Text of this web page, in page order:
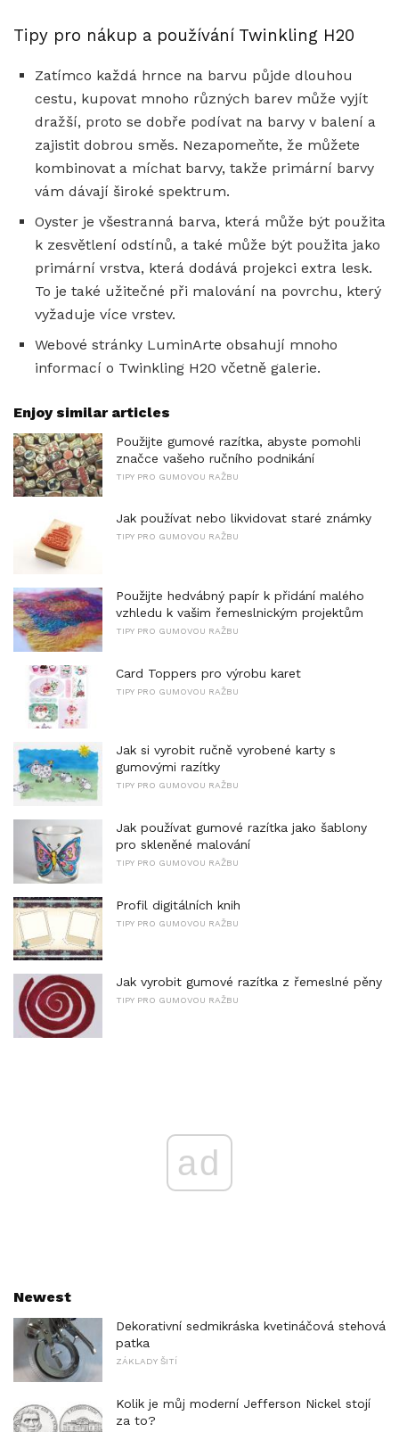
Tipy pro nákup a používání Twinkling H20
Zatímco každá hrnce na barvu půjde dlouhou
cestu, kupovat mnoho různých barev může vyjít
dražší, proto se dobře podívat na barvy v balení a
zajistit dobrou směs. Nezapomeňte, že můžete
kombinovat a míchat barvy, takže primární barvy
vám dávají široké spektrum.
Oyster je všestranná barva, která může být použita
k zesvětlení odstínů, a také může být použita jako
primární vrstva, která dodává projekci extra lesk.
To je také užitečné při malování na povrchu, který
vyžaduje více vrstev.
Webové stránky LuminArte obsahují mnoho
informací o Twinkling H20 včetně galerie.
Enjoy similar articles
Použijte gumové razítka, abyste pomohli
značce vašeho ručního podnikání
TIPY PRO GUMOVOU RAŽBU
Jak používat nebo likvidovat staré známky
TIPY PRO GUMOVOU RAŽBU
Použijte hedvábný papír k přidání malého
vzhledu k vašim řemeslnickým projektům
TIPY PRO GUMOVOU RAŽBU
Card Toppers pro výrobu karet
TIPY PRO GUMOVOU RAŽBU
Jak si vyrobit ručně vyrobené karty s
gumovými razítky
TIPY PRO GUMOVOU RAŽBU
Jak používat gumové razítka jako šablony
pro skleněné malování
TIPY PRO GUMOVOU RAŽBU
Profil digitálních knih
TIPY PRO GUMOVOU RAŽBU
Jak vyrobit gumové razítka z řemeslné pěny
TIPY PRO GUMOVOU RAŽBU
ad
Newest
Dekorativní sedmikráska kvetináčová stehová
patka
ZÁKLADY ŠITÍ
Kolik je můj moderní Jefferson Nickel stojí
za to?